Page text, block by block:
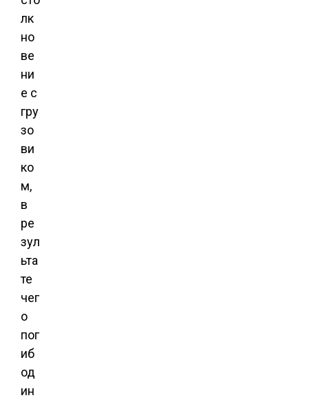
лк
но
ве
ни
е с
гру
зо
ви
ко
м,
в
ре
зул
ьта
те
чег
о
пог
иб
од
ин